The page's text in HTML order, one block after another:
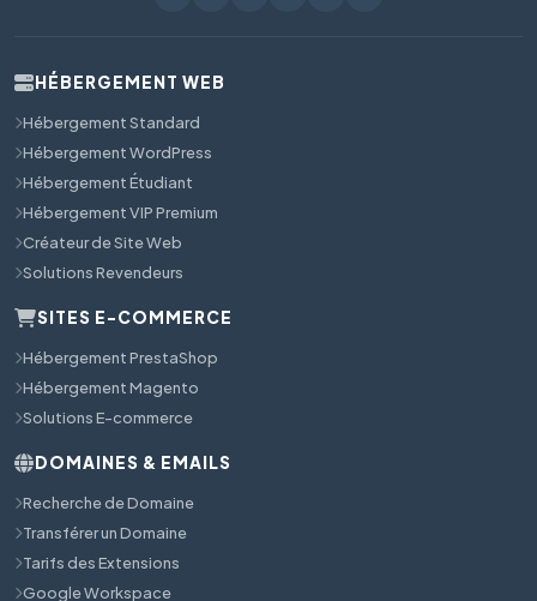
HÉBERGEMENT WEB
Hébergement Standard
Hébergement WordPress
Hébergement Étudiant
Hébergement VIP Premium
Créateur de Site Web
Solutions Revendeurs
SITES E-COMMERCE
Hébergement PrestaShop
Hébergement Magento
Solutions E-commerce
DOMAINES & EMAILS
Recherche de Domaine
Transférer un Domaine
Tarifs des Extensions
Google Workspace